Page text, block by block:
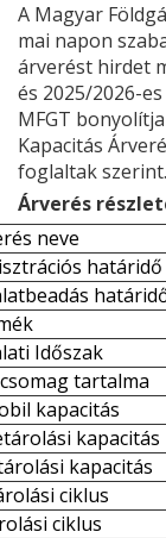
A Magyar
mai napon
árverést hirdet
és 2025/2026-
MFGT
Kapacitás
foglaltak szerint.
Árverés
neve
határidő
Időszak
tartalma
kapacitás
kapacitás
kapacitás
ciklus
ciklus